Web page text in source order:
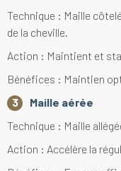
Technique : Maille
de la cheville.
Action : Maintient et
Bénéfices : Maintien
Maille aérée
Technique : Maille
Action : Accélère la